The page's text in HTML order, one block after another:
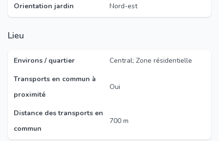
Orientation jardin
Nord-est
Lieu
Environs / quartier
Central; Zone résidentielle
Transports en commun à
proximité
Oui
Distance des transports en
commun
700 m